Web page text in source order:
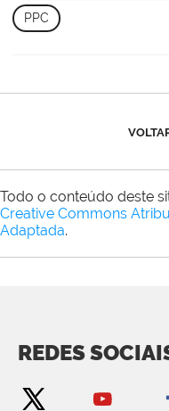
PPC
Todo o conteúdo deste
Creative Commons
Adaptada.
REDES